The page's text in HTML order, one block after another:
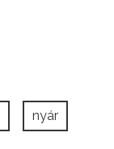
nyár